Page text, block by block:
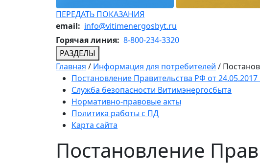
ПЕРЕДАТЬ ПОКАЗАНИЯ
email: info@vitimenergosbyt.ru
Горячая линия: 8-800-234-3320
РАЗДЕЛЫ
Главная / Информация для потребителей /
Постановление Правительства РФ от
Служба безопасности Витимэнергосбыта
Нормативно-правовые акты
Политика работы с ПД
Карта сайта
Постановление